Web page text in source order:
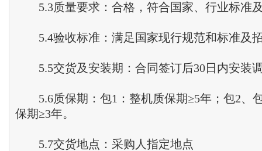
5.3质量要求：合格，符合国家、行业标准
5.4验收标准：满足国家现行规范和标准及
5.5交货及安装期：合同签订后30日内安装
5.6质保期：包1：整机质保期≥5年；包2、
保期≥3年。
5.7交货地点：采购人指定地点